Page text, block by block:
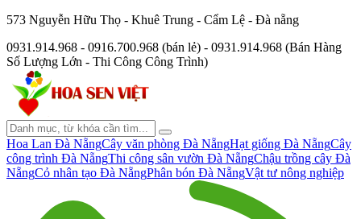
573 Nguyễn Hữu Thọ - Khuê Trung - Cẩm Lệ - Đà nẵng
0931.914.968 - 0916.700.968 (bán lẻ) - 0931.914.968 (Bán Hàng
Số Lượng Lớn - Thi Công Công Trình)
Hoa Lan Đà NẵngCây văn phòng Đà NẵngHạt giống Đà NẵngCây
công trình Đà NẵngThi công sân vườn Đà NẵngChậu trồng cây Đà
NẵngCỏ nhân tạo Đà NẵngPhân bón Đà NẵngVật tư nông nghiệp